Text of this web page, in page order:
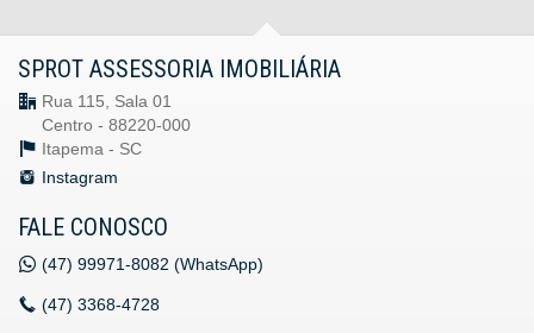
SPROT ASSESSORIA IMOBILIÁRIA
Rua 115, Sala 01
Centro - 88220-000
Itapema - SC
Instagram
FALE CONOSCO
(47) 99971-8082 (WhatsApp)
(47) 3368-4728